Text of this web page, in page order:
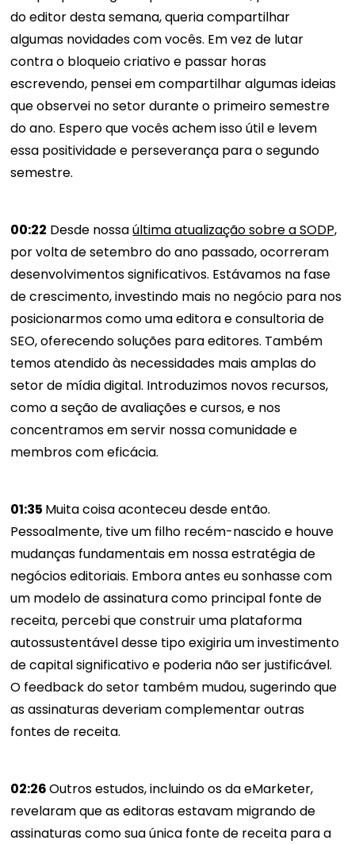
do editor desta semana, queria compartilhar
algumas novidades com vocês. Em vez de lutar
contra o bloqueio criativo e passar horas
escrevendo, pensei em compartilhar algumas ideias
que observei no setor durante o primeiro semestre
do ano. Espero que vocês achem isso útil e levem
essa positividade e perseverança para o segundo
semestre.
00:22 Desde nossaúltima atualização sobre a SODP,
por volta de setembro do ano passado, ocorreram
desenvolvimentos significativos. Estávamos na fase
de crescimento, investindo mais no negócio para nos
posicionarmos como uma editora e consultoria de
SEO, oferecendo soluções para editores. Também
temos atendido às necessidades mais amplas do
setor de mídia digital. Introduzimos novos recursos,
como a seção de avaliações e cursos, e nos
concentramos em servir nossa comunidade e
membros com eficácia.
01:35 Muita coisa aconteceu desde então.
Pessoalmente, tive um filho recém-nascido e houve
mudanças fundamentais em nossa estratégia de
negócios editoriais. Embora antes eu sonhasse com
um modelo de assinatura como principal fonte de
receita, percebi que construir uma plataforma
autossustentável desse tipo exigiria um investimento
de capital significativo e poderia não ser justificável.
O feedback do setor também mudou, sugerindo que
as assinaturas deveriam complementar outras
fontes de receita.
02:26Outros estudos, incluindo os da eMarketer,
revelaram que as editoras estavam migrando de
assinaturas como sua única fonte de receita para a